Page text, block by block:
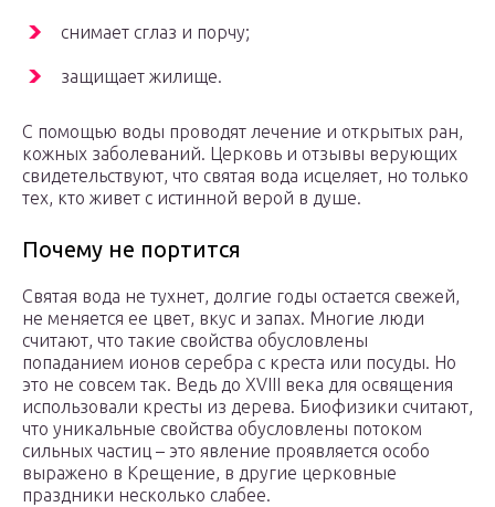
снимает сглаз и порчу;
защищает жилище.
С помощью воды проводят лечение и открытых ран,
кожных заболеваний. Церковь и отзывы верующих
свидетельствуют, что святая вода исцеляет, но только
тех, кто живет с истинной верой в душе.
Почему не портится
Святая вода не тухнет, долгие годы остается свежей,
не меняется ее цвет, вкус и запах. Многие люди
считают, что такие свойства обусловлены
попаданием ионов серебра с креста или посуды. Но
это не совсем так. Ведь до XVIII века для освящения
использовали кресты из дерева. Биофизики считают,
что уникальные свойства обусловлены потоком
сильных частиц – это явление проявляется особо
выражено в Крещение, в другие церковные
праздники несколько слабее.